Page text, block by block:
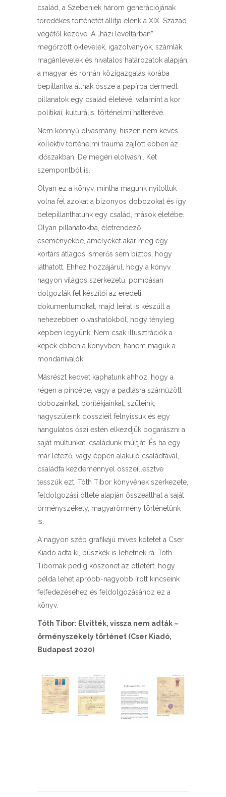
család, a Szebeniek három generációjának
töredékes történetét állítja elénk a XIX. Század
végétől kezdve. A „házi levéltárban”
megőrzött oklevelek, igazolványok, számlák,
magánlevelek és hivatalos határozatok alapján,
a magyar és román közigazgatás korába
bepillantva állnak össze a papírba dermedt
pillanatok egy család életévé, valamint a kor
politikai, kulturális, történelmi hátterévé.
Nem könnyű olvasmány, hiszen nem kevés
kollektív történelmi trauma zajlott ebben az
időszakban. De megéri elolvasni. Két
szempontból is.
Olyan ez a könyv, mintha magunk nyitottuk
volna fel azokat a bizonyos dobozokat és így
belepillanthatunk egy család, mások életébe.
Olyan pillanatokba, életrendező
eseményekbe, amelyeket akár még egy
kortárs átlagos ismerős sem biztos, hogy
láthatott. Ehhez hozzájárul, hogy a könyv
nagyon világos szerkezetű, pompásan
dolgozták fel készítői az eredeti
dokumentumokat, majd leirat is készült a
nehezebben olvashatókból, hogy tényleg
képben legyünk. Nem csak illusztrációk a
képek ebben a könyvben, hanem maguk a
mondanivalók.
Másrészt kedvet kaphatunk ahhoz, hogy a
régen a pincébe, vagy a padlásra száműzött
dobozainkat, borítékjainkat, szüleink,
nagyszüleink dossziéit felnyissuk és egy
hangulatos őszi estén elkezdjük bogarászni a
saját múltunkat, családunk múltját. És ha egy
már létező, vagy éppen alakuló családfával,
családfa kezdeménnyel összeillesztve
tesszük ezt, Tóth Tibor könyvének szerkezete,
feldolgozási ötlete alapján összeállhat a saját
örményszékely, magyarörmény történetünk
is.
A nagyon szép grafikájú míves kötetet a Cser
Kiadó adta ki, büszkék is lehetnek rá. Tóth
Tibornak pedig köszönet az ötletért, hogy
példa lehet apróbb-nagyobb írott kincseink
felfedezéséhez és feldolgozásához ez a
könyv.
Tóth Tibor: Elvitték, vissza nem adták –
örményszékely történet (Cser Kiadó,
Budapest 2020)